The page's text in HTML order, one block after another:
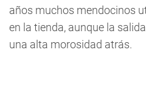
años muchos mendocinos
en la tienda, aunque la
una alta morosidad atrás.